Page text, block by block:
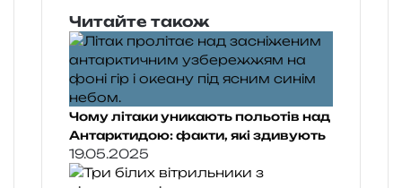
Читайте також
Чому літаки уникають польотів над
Антарктидою: факти, які здивують
19.05.2025